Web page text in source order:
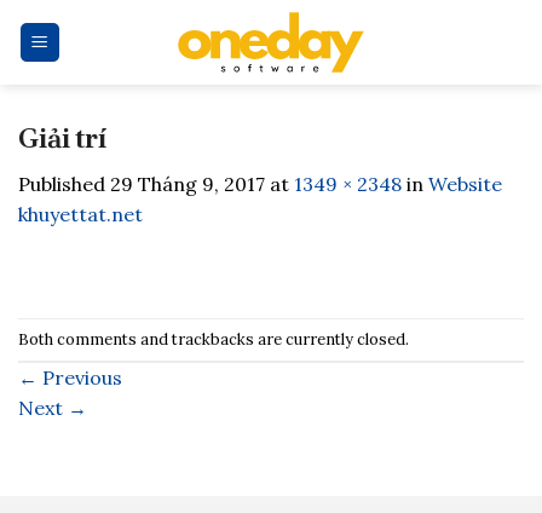
Giải trí
Published 29 Tháng 9, 2017 at 1349 × 2348 in Website
khuyettat.net
Both comments and trackbacks are currently closed.
← Previous
Next →